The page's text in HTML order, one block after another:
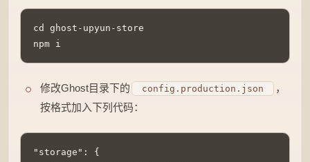
cd ghost-upyun-store
npm i
修改Ghost目录下的 config.production.json
，
按格式加入下列代码：
"storage": {